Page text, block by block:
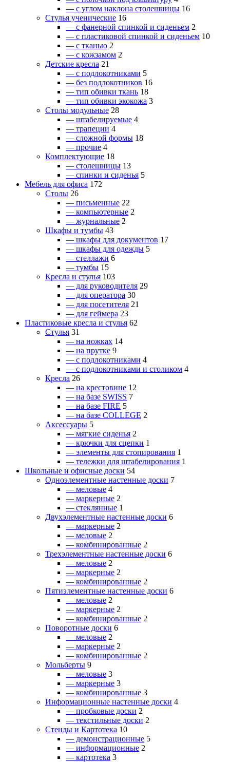
— c углом наклона столешницы 16
Стулья ученические 16
— c фанерной спинкой и сиденьем 2
— c пластиковой спинкой и сиденьем 10
— c тканью 2
— c кожзамом 2
Детские кресла 21
— c подлокотниками 5
— без подлокотников 16
— тип обивки ткань 18
— тип обивки экокожа 3
Столы модульные 28
— штабелируемые 4
— трапеции 4
— сложной формы 18
— прочие 4
Комплектующие 18
— столешницы 13
— спинки и сиденья 5
Мебель для офиса 172
Столы 26
— письменные 22
— компьютерные 2
— журнальные 2
Шкафы и тумбы 43
— шкафы для документов 17
— шкафы для одежды 5
— стеллажи 6
— тумбы 15
Кресла и стулья 103
— для руководителя 29
— для оператора 30
— для посетителя 21
— для геймера 23
Пластиковые кресла и стулья 62
Стулья 31
— на ножках 14
— на прутке 9
— с подлокотниками 4
— с подлокотниками и столиком 4
Кресла 26
— на крестовине 12
— на базе SWISS 7
— на базе FIRE 5
— на базе COLLEGE 2
Аксессуары 5
— мягкие сиденья 2
— крючки для сцепки 1
— элементы для стопирования 1
— тележки для штабелирования 1
Школьные и офисные доски 54
Одноэлементные настенные доски 7
— меловые 4
— маркерные 2
— стеклянные 1
Двухэлементные настенные доски 6
— маркерные 2
— меловые 2
— комбинированные 2
Трехэлементные настенные доски 6
— меловые 2
— маркерные 2
— комбинированные 2
Пятиэлементные настенные доски 6
— меловые 2
— маркерные 2
— комбинированные 2
Поворотные доски 6
— меловые 2
— маркерные 2
— комбинированные 2
Мольберты 9
— меловые 3
— маркерные 3
— комбинированные 3
Информационные настенные доски 4
— пробковые доски 2
— текстильные доски 2
Стенды и Картотека 10
— демонстрационные 5
— информационные 2
— картотека 3